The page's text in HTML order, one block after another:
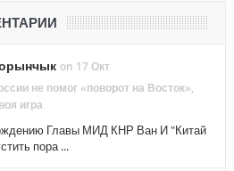
on 17 Окт
не помог «поворот на Восток»,
игра
Главы МИД КНР Ван И "Китай
пора ...